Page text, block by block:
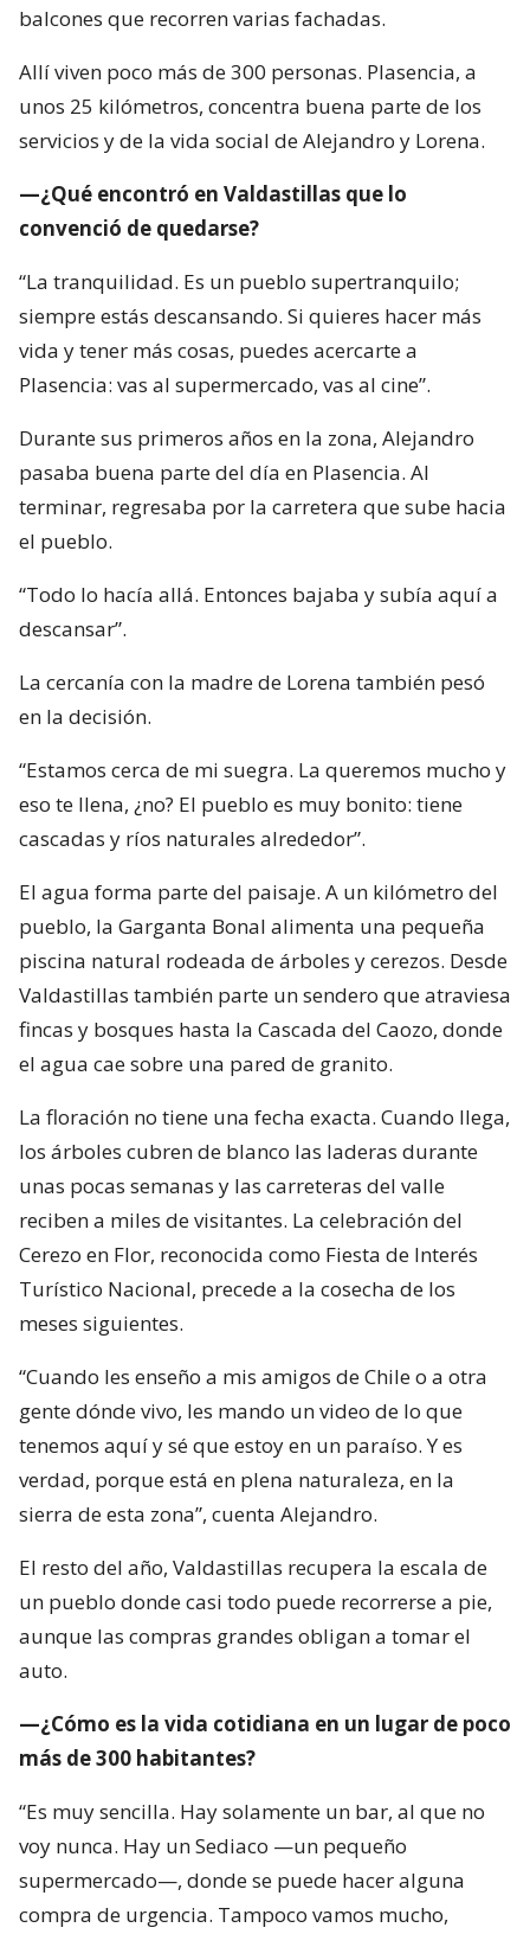
balcones que recorren varias fachadas.
Allí viven poco más de 300 personas. Plasencia, a
unos 25 kilómetros, concentra buena parte de los
servicios y de la vida social de Alejandro y Lorena.
—¿Qué encontró en Valdastillas que lo
convenció de quedarse?
“La tranquilidad. Es un pueblo supertranquilo;
siempre estás descansando. Si quieres hacer más
vida y tener más cosas, puedes acercarte a
Plasencia: vas al supermercado, vas al cine”.
Durante sus primeros años en la zona, Alejandro
pasaba buena parte del día en Plasencia. Al
terminar, regresaba por la carretera que sube hacia
el pueblo.
“Todo lo hacía allá. Entonces bajaba y subía aquí a
descansar”.
La cercanía con la madre de Lorena también pesó
en la decisión.
“Estamos cerca de mi suegra. La queremos mucho y
eso te llena, ¿no? El pueblo es muy bonito: tiene
cascadas y ríos naturales alrededor”.
El agua forma parte del paisaje. A un kilómetro del
pueblo, la Garganta Bonal alimenta una pequeña
piscina natural rodeada de árboles y cerezos. Desde
Valdastillas también parte un sendero que atraviesa
fincas y bosques hasta la Cascada del Caozo, donde
el agua cae sobre una pared de granito.
La floración no tiene una fecha exacta. Cuando llega,
los árboles cubren de blanco las laderas durante
unas pocas semanas y las carreteras del valle
reciben a miles de visitantes. La celebración del
Cerezo en Flor, reconocida como Fiesta de Interés
Turístico Nacional, precede a la cosecha de los
meses siguientes.
“Cuando les enseño a mis amigos de Chile o a otra
gente dónde vivo, les mando un video de lo que
tenemos aquí y sé que estoy en un paraíso. Y es
verdad, porque está en plena naturaleza, en la
sierra de esta zona”, cuenta Alejandro.
El resto del año, Valdastillas recupera la escala de
un pueblo donde casi todo puede recorrerse a pie,
aunque las compras grandes obligan a tomar el
auto.
—¿Cómo es la vida cotidiana en un lugar de poco
más de 300 habitantes?
“Es muy sencilla. Hay solamente un bar, al que no
voy nunca. Hay un Sediaco —un pequeño
supermercado—, donde se puede hacer alguna
compra de urgencia. Tampoco vamos mucho,